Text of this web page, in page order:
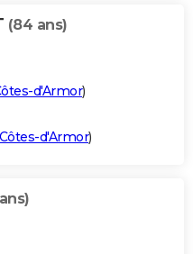
(84 ans)
d'Armor)
d'Armor)